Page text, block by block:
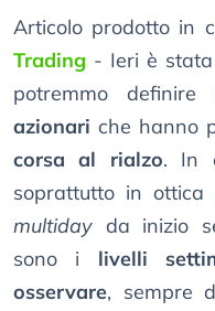
Articolo prodotto in
Trading - Ieri è
potremmo
azionari che hanno
corsa al rialzo. In
soprattutto in
multiday da inizio
sono i livelli
osservare, sempre